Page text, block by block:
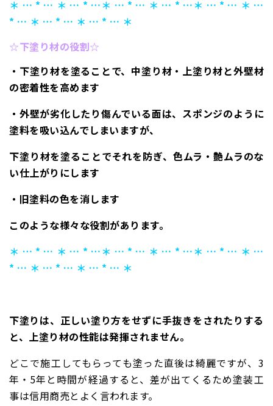
＊ … * … ＊ … * …＊ … * … ＊ … * …＊ … * … ＊ …
* … ＊ … * … ＊ … * … ＊
☆下塗り材の役割☆
・下塗り材を塗ることで、中塗り材・上塗り材と外壁材
の密着性を高めます
・外壁が劣化したり傷んでいる面は、スポンジのように
塗料を吸い込んでしまいますが、
下塗り材を塗ることでそれを防ぎ、色ムラ・艶ムラのな
い仕上がりにします
・旧塗料の色を消します
このような様々な役割があります。
＊ … * … ＊ … * …＊ … * … ＊ … * …＊ … * … ＊ …
* … ＊ … * … ＊ … * … ＊
下塗りは、正しい塗り方をせずに手抜きをされたりする
と、上塗り材の性能は発揮されません。
どこで施工してもらっても塗った直後は綺麗ですが、3
年・5年と時間が経過すると、差が出てくるため塗装工
事は信用商売とよく言われます。